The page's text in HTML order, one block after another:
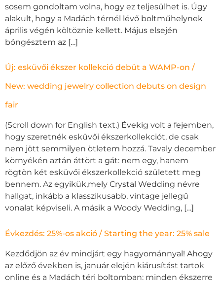
sosem gondoltam volna, hogy ez teljesülhet is. Úgy
alakult, hogy a Madách térnél lévő boltműhelynek
április végén költöznie kellett. Május elsején
böngésztem az […]
Új: esküvői ékszer kollekció debüt a WAMP-on /
New: wedding jewelry collection debuts on design
fair
(Scroll down for English text.) Évekig volt a fejemben,
hogy szeretnék esküvői ékszerkollekciót, de csak
nem jött semmilyen ötletem hozzá. Tavaly december
környékén aztán áttört a gát: nem egy, hanem
rögtön két esküvői ékszerkollekció született meg
bennem. Az egyikük,mely Crystal Wedding névre
hallgat, inkább a klasszikusabb, vintage jellegű
vonalat képviseli. A másik a Woody Wedding, […]
Évkezdés: 25%-os akció / Starting the year: 25% sale
Kezdődjön az év mindjárt egy hagyománnyal! Ahogy
az előző években is, január elején kiárusítást tartok
online és a Madách téri boltomban: minden ékszerre